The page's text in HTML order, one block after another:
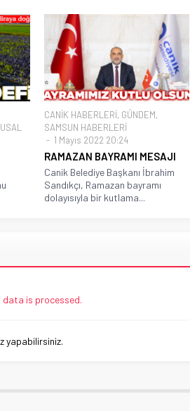
CANİK HABERLERİ, GÜNDEM,
SAMSUN HABERLERİ
1 Mayıs 2022 20:24
RAMAZAN BAYRAMI MESAJI
Canik Belediye Başkanı İbrahim
Sandıkçı, Ramazan bayramı
dolayısıyla bir kutlama...
data is processed.
yapabilirsiniz.